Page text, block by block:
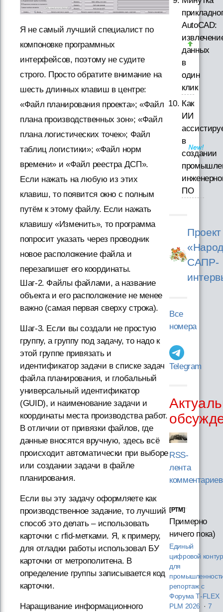
Я не самый лучший специалист по
компоновке программных
интерфейсов, поэтому не судите
строго. Просто обратите внимание на
шесть длинных клавиш в центре:
«Файл планирования проекта»; «Файл
плана производственных зон»; «Файл
плана логистических точек»; Файл
таблиц логистики»; «Файл норм
времени» и «Файл реестра ДСП».
Если нажать на любую из этих
клавиш, то появится окно с полным
путём к этому файлу. Если нажать
клавишу «Изменить», то программа
попросит указать через проводник
новое расположение файла и
перезапишет его координаты.
Шаг-2. Файлы файлами, а название
объекта и его расположение не менее
важно (самая первая сверху строка).
Шаг-3. Если вы создали не простую
группу, а группу под задачу, то надо к
этой группе привязать и
идентификатор задачи в списке задач
файла планирования, и глобальный
универсальный идентификатор
(GUID), и наименование задачи и
координаты места производства работ.
В отличии от привязки файлов, где
данные вносятся вручную, здесь всё
происходит автоматически при выборе
или создании задачи в файле
планирования.
Если вы эту задачу оформляете как
производственное задание, то лучший
способ это делать – использовать
карточки с rfid-метками. Я, к примеру,
для отладки работы использовал БУ
карточки от метрополитена. В
определение группы записывается код
карточки.
Наращивание информационного
AutoCAD:
данных
в
один
клик
Как
ИИ
в
создании
ПО
Проект
САПР-
Все
номера
Telegram
RSS-
лента
комментариев
[PTM]
Примерно
ничего пока)
Единый
цифровой контур
для
репортаж с
Форума T‑FLEX
PLM 2026 · 7